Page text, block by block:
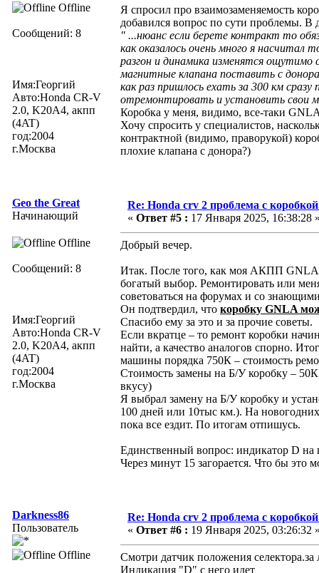
Offline
Сообщений: 8
Имя:Георгий
Авто:Honda CR-V
2.0, K20A4, акпп
(4AT)
год:2004
г.Москва
Я спросил про взаимозаменяемость
добавился вопрос по сути проблемы. В
" ...нюанс если берете контракт то
как оказалось очень много я насчитал
разгон и динамика изменятся ощутимо
магнитные клапана поставить с
как раз пришлось ехать за 300 км
отремонтировать и установить свои
Коробка у меня, видимо, все-таки
Хочу спросить у специалистов,
контрактной (видимо, праворукой)
плохие клапана с донора?)
Geo the Great
Начинающий
Offline
Сообщений: 8
Имя:Георгий
Авто:Honda CR-V
2.0, K20A4, акпп
(4AT)
год:2004
г.Москва
Re: Honda crv 2 проблема с
« Ответ #5 : 17 Января 2025, 16:38:28
Добрый вечер.
Итак. После того, как моя АКПП GNLA
богатый выбор. Ремонтировать или
советоваться на форумах и со
Он подтвердил, что коробку GNLA
Спасибо ему за это и за прочие советы.
Если вкратце – то ремонт коробки
найти, а качество аналогов спорно.
машины порядка 750К – стоимость
Стоимость замены на Б/У коробку –
вкусу)
Я выбрал замену на Б/У коробку и
100 дней или 10тыс км.). На
пока все ездит. По итогам отпишусь.
Единственный вопрос: индикатор D на
Через минут 15 загорается. Что бы это
Darkness86
Пользователь
Offline
Re: Honda crv 2 проблема с
« Ответ #6 : 19 Января 2025, 03:26:32
Смотри датчик положения
Индикация "D" с него идет